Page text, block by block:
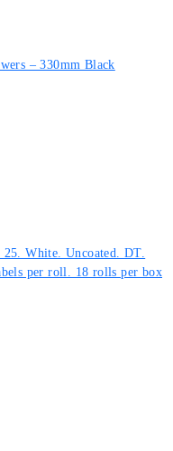
– 330mm Black
White. Uncoated. DT.
per roll. 18 rolls per box